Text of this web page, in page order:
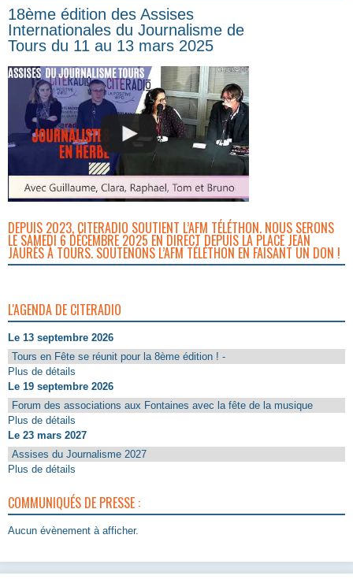
18ème édition des Assises
Internationales du Journalisme de
Tours du 11 au 13 mars 2025
DEPUIS 2023, CITERADIO SOUTIENT L’AFM TÉLÉTHON. NOUS SERONS
LE SAMEDI 6 DÉCEMBRE 2025 EN DIRECT DEPUIS LA PLACE JEAN
JAURÈS À TOURS. SOUTENONS L’AFM TÉLÉTHON EN FAISANT UN DON !
L'AGENDA DE CITERADIO
Le 13 septembre 2026
Tours en Fête se réunit pour la 8ème édition ! -
Plus de détails
Le 19 septembre 2026
Forum des associations aux Fontaines avec la fête de la musique
Plus de détails
Le 23 mars 2027
Assises du Journalisme 2027
Plus de détails
COMMUNIQUÉS DE PRESSE :
Aucun évènement à afficher.